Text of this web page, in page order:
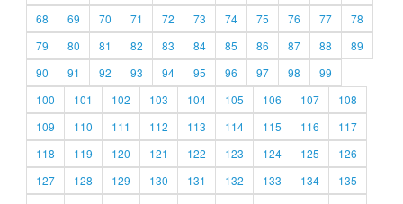
68
69 70 71 72 73 74 75 76 77
78
79
80 81 82 83 84 85 86 87 88
89
90
91 92 93 94 95 96 97 98
99
100
101 102 103 104 105 106 107
108
109
110 111 112 113 114 115 116
117
118
119 120 121 122 123 124 125
126
127
128 129 130 131 132 133 134
135